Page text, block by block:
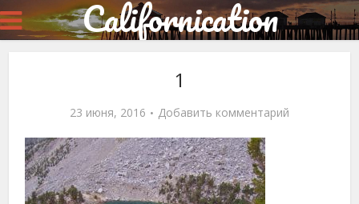
Californication
1
23 июня, 2016 Добавить комментарий